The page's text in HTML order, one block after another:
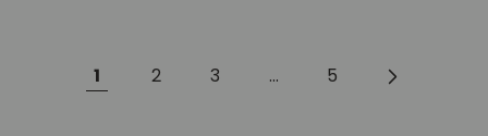
1 2 3 ... 5